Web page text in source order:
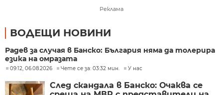
Реклама
ВОДЕЩИ НОВИНИ
Радев за случая в Банско: България няма да толерира
езика на омразата
09:12, 06.08.2026 Чете се за: 03:32 мин. У нас
След скандала в Банско: Очаква се